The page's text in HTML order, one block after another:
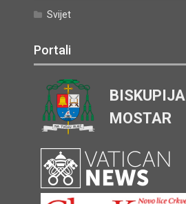
Svijet
Portali
BISKUPIJA
MOSTAR